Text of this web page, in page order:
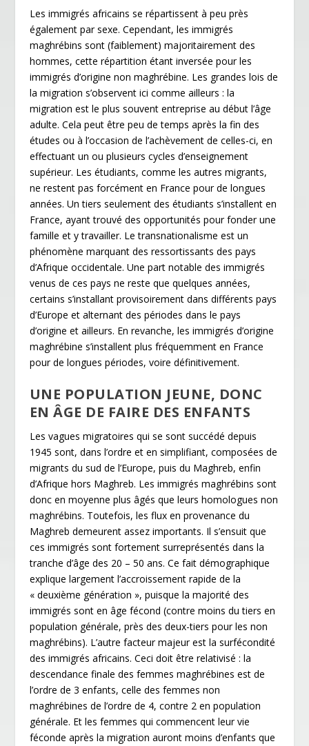
Les immigrés africains se répartissent à peu près
également par sexe. Cependant, les immigrés
maghrébins sont (faiblement) majoritairement des
hommes, cette répartition étant inversée pour les
immigrés d’origine non maghrébine. Les grandes lois de
la migration s’observent ici comme ailleurs : la
migration est le plus souvent entreprise au début l’âge
adulte. Cela peut être peu de temps après la fin des
études ou à l’occasion de l’achèvement de celles-ci, en
effectuant un ou plusieurs cycles d’enseignement
supérieur. Les étudiants, comme les autres migrants,
ne restent pas forcément en France pour de longues
années. Un tiers seulement des étudiants s’installent en
France, ayant trouvé des opportunités pour fonder une
famille et y travailler. Le transnationalisme est un
phénomène marquant des ressortissants des pays
d’Afrique occidentale. Une part notable des immigrés
venus de ces pays ne reste que quelques années,
certains s’installant provisoirement dans différents pays
d’Europe et alternant des périodes dans le pays
d’origine et ailleurs. En revanche, les immigrés d’origine
maghrébine s’installent plus fréquemment en France
pour de longues périodes, voire définitivement.
UNE POPULATION JEUNE, DONC
EN ÂGE DE FAIRE DES ENFANTS
Les vagues migratoires qui se sont succédé depuis
1945 sont, dans l’ordre et en simplifiant, composées de
migrants du sud de l’Europe, puis du Maghreb, enfin
d’Afrique hors Maghreb. Les immigrés maghrébins sont
donc en moyenne plus âgés que leurs homologues non
maghrébins. Toutefois, les flux en provenance du
Maghreb demeurent assez importants. Il s’ensuit que
ces immigrés sont fortement surreprésentés dans la
tranche d’âge des 20 – 50 ans. Ce fait démographique
explique largement l’accroissement rapide de la
« deuxième génération », puisque la majorité des
immigrés sont en âge fécond (contre moins du tiers en
population générale, près des deux-tiers pour les non
maghrébins). L’autre facteur majeur est la surfécondité
des immigrés africains. Ceci doit être relativisé : la
descendance finale des femmes maghrébines est de
l’ordre de 3 enfants, celle des femmes non
maghrébines de l’ordre de 4, contre 2 en population
générale. Et les femmes qui commencent leur vie
féconde après la migration auront moins d’enfants que